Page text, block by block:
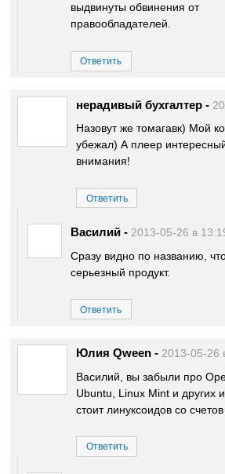
выдвинуты обвинения от
правообладателей.
Ответить
нерадивый бухгалтер -
Назовут же томагавк) Мой
убежал) А плеер
внимания!
Ответить
Василий - 2013-05-26 в
Сразу видно по названию,
серьезный продукт.
Ответить
Юлия Qween - 2013-05-26
Василий, вы забыли про
Ubuntu, Linux Mint и других
стоит линуксоидов со
Ответить